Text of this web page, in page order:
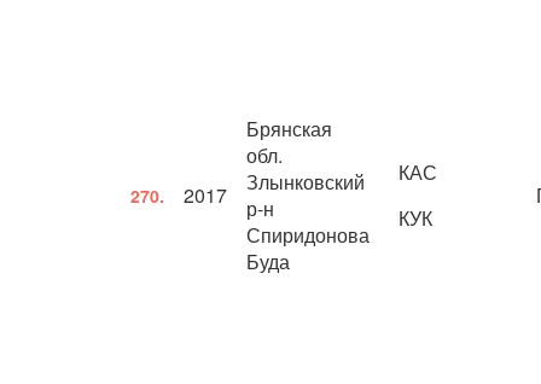
270. 2017
Брянская
обл.
Злынковский
р-н
Спиридонова
Буда
КАС
КУК